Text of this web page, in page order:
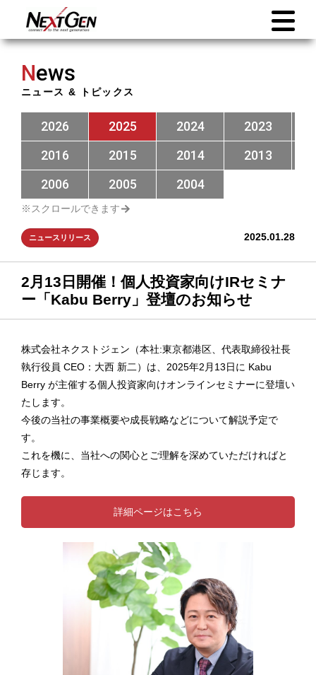
News
ニュース & トピックス
2026 2025 2024 2023
2016
2015 2014 2013
2006
2005 2004
ニュースリリース 2025.01.28
2月13日開催！個人投資家向けIRセミナ
ー「Kabu Berry」登壇のお知らせ
株式会社ネクストジェン（本社:東京都港区、代表取締役社長
執行役員 CEO：大西 新二）は、2025年2月13日に Kabu
Berry が主催する個人投資家向けオンラインセミナーに登壇い
たします。
今後の当社の事業概要や成長戦略などについて解説予定で
す。
これを機に、当社への関心とご理解を深めていただければと
存じます。
詳細ページはこちら